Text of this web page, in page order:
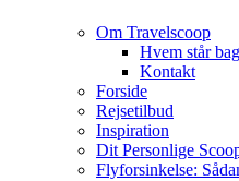
Om Travelscoop
Hvem står
Kontakt
Forside
Rejsetilbud
Inspiration
Dit Personlige
Flyforsinkelse: